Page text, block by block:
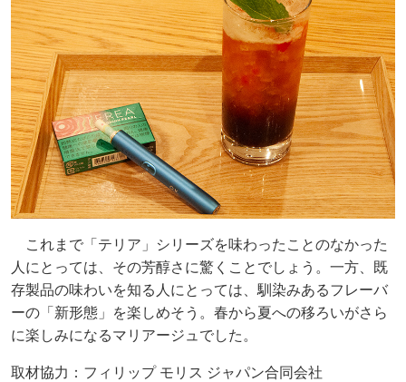
これまで「テリア」シリーズを味わったことのなかった
人にとっては、その芳醇さに驚くことでしょう。一方、既
存製品の味わいを知る人にとっては、馴染みあるフレーバ
ーの「新形態」を楽しめそう。春から夏への移ろいがさら
に楽しみになるマリアージュでした。
取材協力：フィリップ モリス ジャパン合同会社